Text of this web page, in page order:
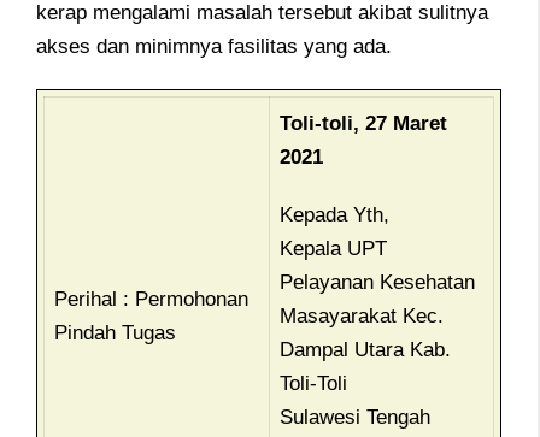
kerap mengalami masalah tersebut akibat sulitnya
akses dan minimnya fasilitas yang ada.
Perihal : Permohonan
Pindah Tugas
Toli-toli, 27 Maret
2021
Kepada Yth,
Kepala UPT
Pelayanan Kesehatan
Masayarakat Kec.
Dampal Utara Kab.
Toli-Toli
Sulawesi Tengah